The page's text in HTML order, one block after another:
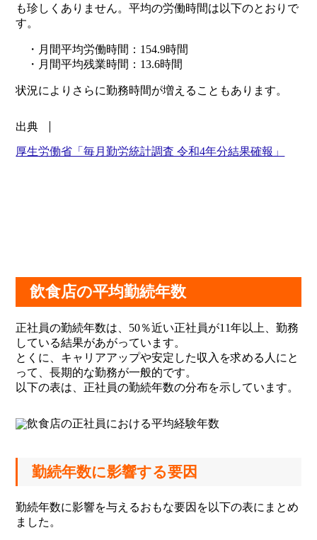
も珍しくありません。平均の労働時間は以下のとおりで
す。
・月間平均労働時間：154.9時間
・月間平均残業時間：13.6時間
状況によりさらに勤務時間が増えることもあります。
出典
厚生労働省「毎月勤労統計調査 令和4年分結果確報」
飲食店の平均勤続年数
正社員の勤続年数は、50％近い正社員が11年以上、勤務
している結果があがっています。
とくに、キャリアアップや安定した収入を求める人にと
って、長期的な勤務が一般的です。
以下の表は、正社員の勤続年数の分布を示しています。
勤続年数に影響する要因
勤続年数に影響を与えるおもな要因を以下の表にまとめ
ました。